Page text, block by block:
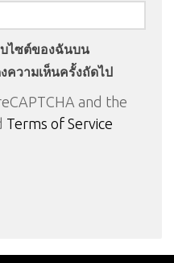
ไซต์ของฉันบน
ความเห็นครั้งถัดไป
and the
Terms of Service